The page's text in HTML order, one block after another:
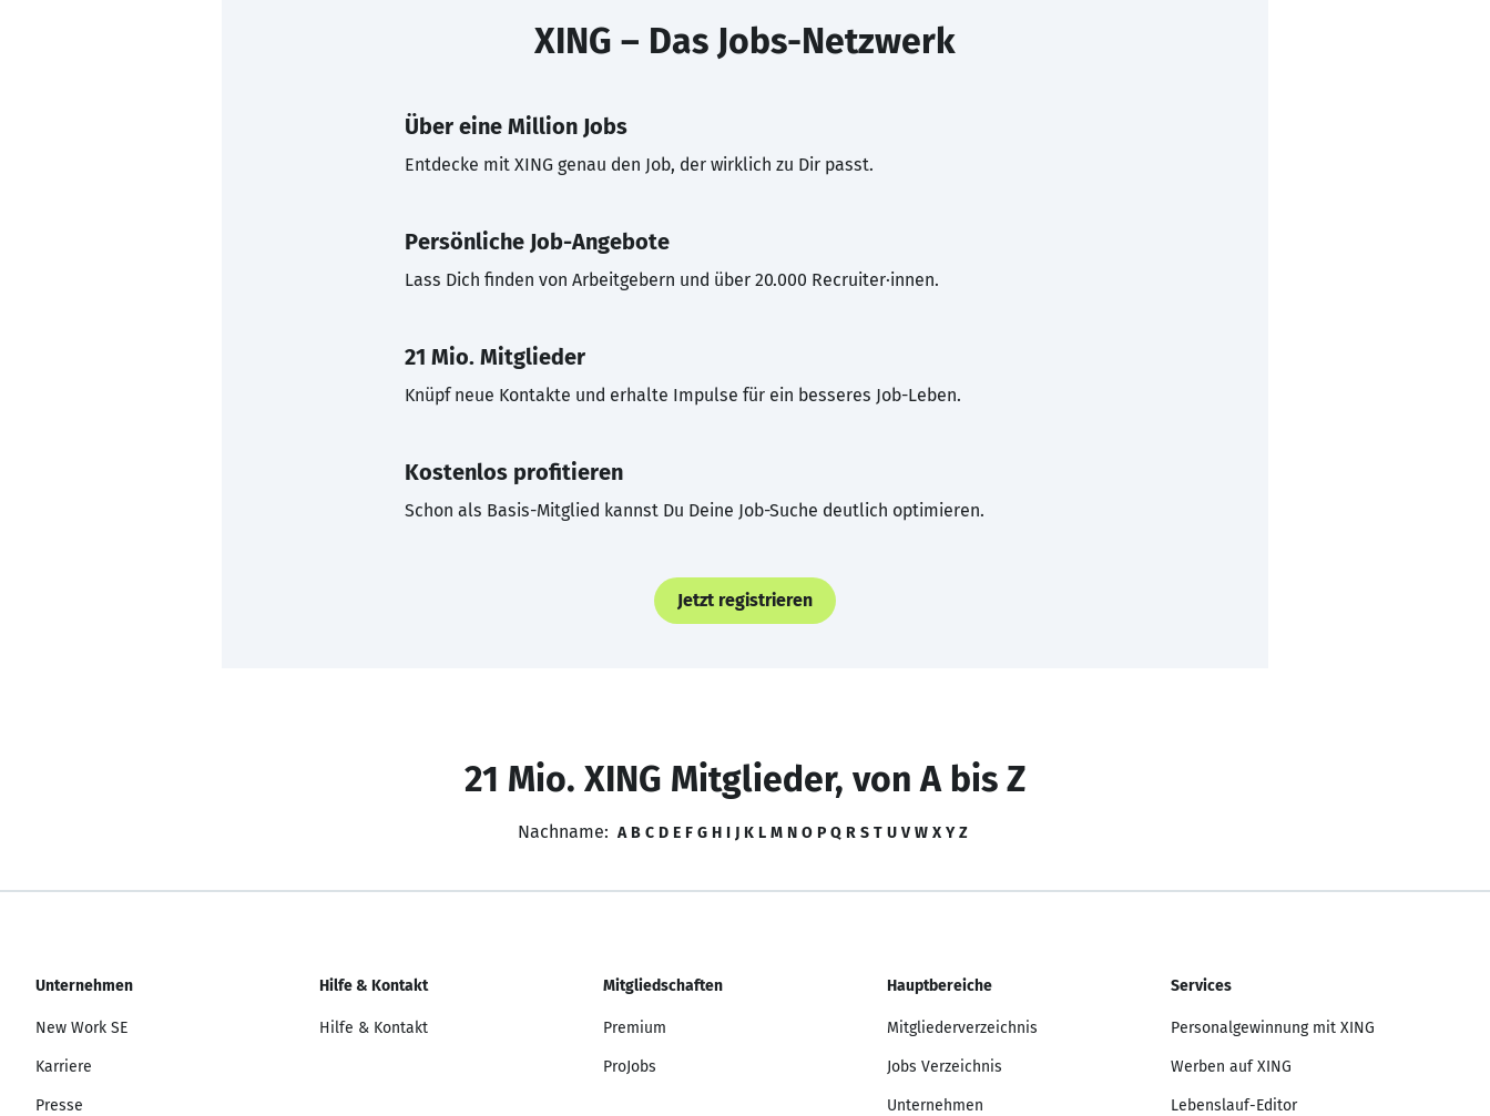
XING – Das Jobs-Netzwerk
Über eine Million Jobs
Entdecke mit XING genau den Job, der wirklich zu Dir passt.
Persönliche Job-Angebote
Lass Dich finden von Arbeitgebern und über 20.000 Recruiter·innen.
21 Mio. Mitglieder
Knüpf neue Kontakte und erhalte Impulse für ein besseres Job-Leben.
Kostenlos profitieren
Schon als Basis-Mitglied kannst Du Deine Job-Suche deutlich optimieren.
Jetzt registrieren
21 Mio. XING Mitglieder, von A bis Z
Nachname: A B C D E F G H I J K L M N O P Q R S T U V W X Y Z
Unternehmen
New Work SE
Karriere
Presse
Hilfe & Kontakt
Hilfe & Kontakt
Mitgliedschaften
Premium
ProJobs
Hauptbereiche
Mitgliederverzeichnis
Jobs Verzeichnis
Unternehmen
Services
Personalgewinnung mit XING
Werben auf XING
Lebenslauf-Editor